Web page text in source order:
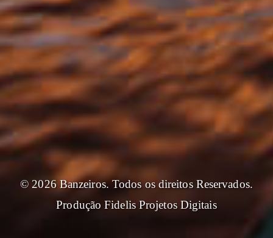
© 2026 Banzeiros. Todos os direitos Reservados.
ProduçãoFidelis Projetos Digitais